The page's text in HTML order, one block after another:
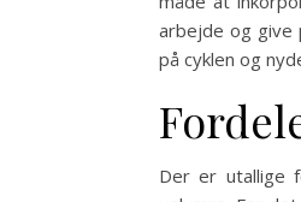
arbejde og give
på cyklen og
Der er utallige